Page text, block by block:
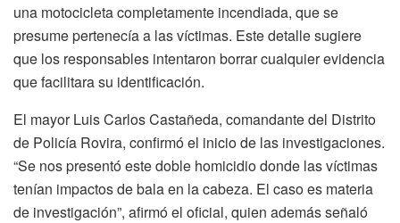
una motocicleta completamente incendiada, que se
presume pertenecía a las víctimas. Este detalle sugiere
que los responsables intentaron borrar cualquier evidencia
que facilitara su identificación.
El mayor Luis Carlos Castañeda, comandante del Distrito
de Policía Rovira, confirmó el inicio de las investigaciones.
“Se nos presentó este doble homicidio donde las víctimas
tenían impactos de bala en la cabeza. El caso es materia
de investigación”, afirmó el oficial, quien además señaló